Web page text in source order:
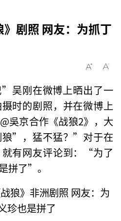
剧照 网友：为抓丁
吴刚在微博上晒出了一
时的剧照，并在微博上
吳京合作《战狼2》，大
”，猛不猛？”对于在
有网友评论到：“为了
拼了”。